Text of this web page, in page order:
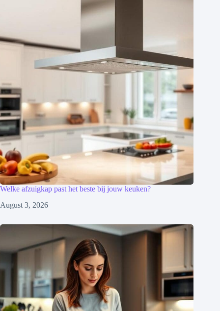
Welke afzuigkap past het beste bij jouw keuken?
August 3, 2026